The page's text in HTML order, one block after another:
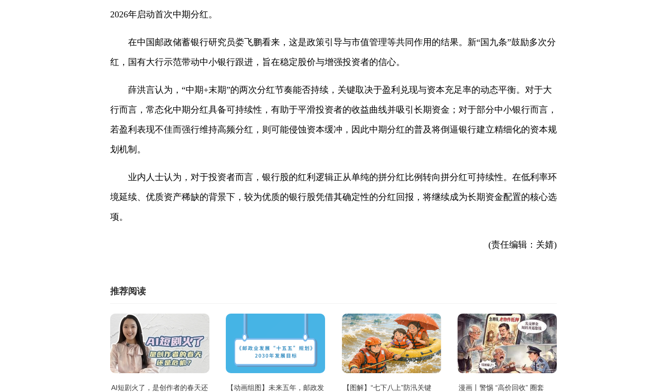
2026年启动首次中期分红。
在中国邮政储蓄银行研究员娄飞鹏看来，这是政策引导与市值管理等共同作用的结果。新“国九条”鼓励多次分
红，国有大行示范带动中小银行跟进，旨在稳定股价与增强投资者的信心。
薛洪言认为，“中期+末期”的两次分红节奏能否持续，关键取决于盈利兑现与资本充足率的动态平衡。对于大
行而言，常态化中期分红具备可持续性，有助于平滑投资者的收益曲线并吸引长期资金；对于部分中小银行而言，
若盈利表现不佳而强行维持高频分红，则可能侵蚀资本缓冲，因此中期分红的普及将倒逼银行建立精细化的资本规
划机制。
业内人士认为，对于投资者而言，银行股的红利逻辑正从单纯的拼分红比例转向拼分红可持续性。在低利率环
境延续、优质资产稀缺的背景下，较为优质的银行股凭借其确定性的分红回报，将继续成为长期资金配置的核心选
项。
(责任编辑：关婧)
推荐阅读
AI短剧火了，是创作者的春天还
【动画组图】未来五年，邮政发
【图解】“七下八上”防汛关键
漫画丨警惕 “高价回收” 圈套